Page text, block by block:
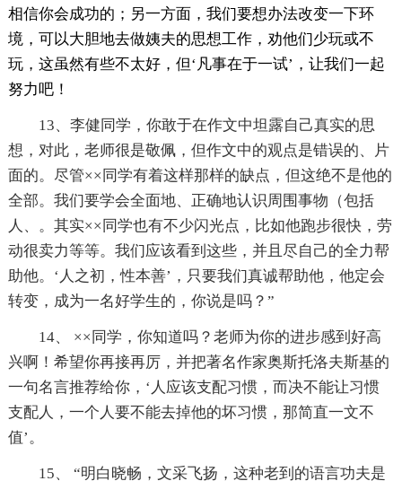
相信你会成功的；另一方面，我们要想办法改变一下环
境，可以大胆地去做姨夫的思想工作，劝他们少玩或不
玩，这虽然有些不太好，但‘凡事在于一试’，让我们一起
努力吧！
13、李健同学，你敢于在作文中坦露自己真实的思
想，对此，老师很是敬佩，但作文中的观点是错误的、片
面的。尽管××同学有着这样那样的缺点，但这绝不是他的
全部。我们要学会全面地、正确地认识周围事物（包括
人、。其实××同学也有不少闪光点，比如他跑步很快，劳
动很卖力等等。我们应该看到这些，并且尽自己的全力帮
助他。‘人之初，性本善’，只要我们真诚帮助他，他定会
转变，成为一名好学生的，你说是吗？”
14、 ××同学，你知道吗？老师为你的进步感到好高
兴啊！希望你再接再厉，并把著名作家奥斯托洛夫斯基的
一句名言推荐给你，‘人应该支配习惯，而决不能让习惯
支配人，一个人要不能去掉他的坏习惯，那简直一文不
值’。
15、 “明白晓畅，文采飞扬，这种老到的语言功夫是